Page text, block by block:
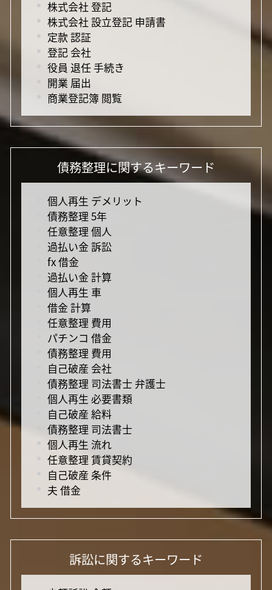
株式会社 登記
株式会社 設立登記 申請書
定款 認証
登記 会社
役員 退任 手続き
開業 届出
商業登記簿 閲覧
債務整理に関するキーワード
個人再生 デメリット
債務整理 5年
任意整理 個人
過払い金 訴訟
fx 借金
過払い金 計算
個人再生 車
借金 計算
任意整理 費用
パチンコ 借金
債務整理 費用
自己破産 会社
債務整理 司法書士 弁護士
個人再生 必要書類
自己破産 給料
債務整理 司法書士
個人再生 流れ
任意整理 賃貸契約
自己破産 条件
夫 借金
訴訟に関するキーワード